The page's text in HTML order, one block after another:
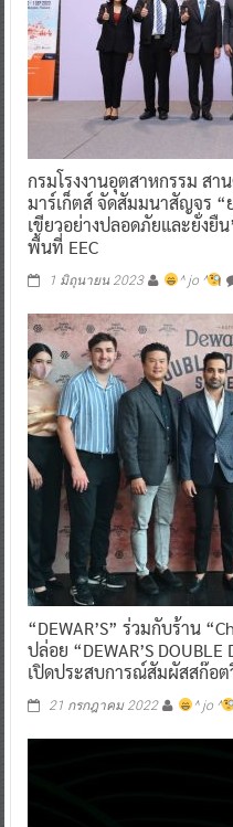
กรมโรงงานอุตสาหกรรม ส
มาร์เก็ตส์ จัดสัมมนาสัญจร “
เขียวอย่างปลอดภัยและยั่งยื
พื้นที่ EEC
1 มิถุนายน 2023 ^ jo ^
“DEWAR’S” ร่วมกับร้าน
ปล่อย “DEWAR’S
เปิดประสบการณ์สัมผัสสก๊อ
21 กรกฎาคม 2022 ^ jo ^